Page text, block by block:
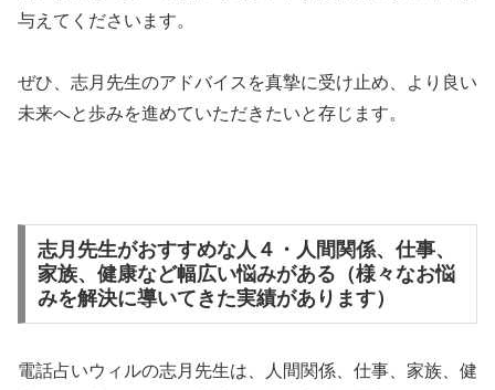
与えてくださいます。
ぜひ、志月先生のアドバイスを真摯に受け止め、より良い
未来へと歩みを進めていただきたいと存じます。
志月先生がおすすめな人４・人間関係、仕事、
家族、健康など幅広い悩みがある（様々なお悩
みを解決に導いてきた実績があります）
電話占いウィルの志月先生は、人間関係、仕事、家族、健